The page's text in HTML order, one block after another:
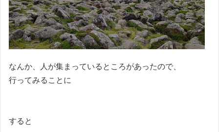
なんか、人が集まっているところがあったので、
行ってみることに
すると